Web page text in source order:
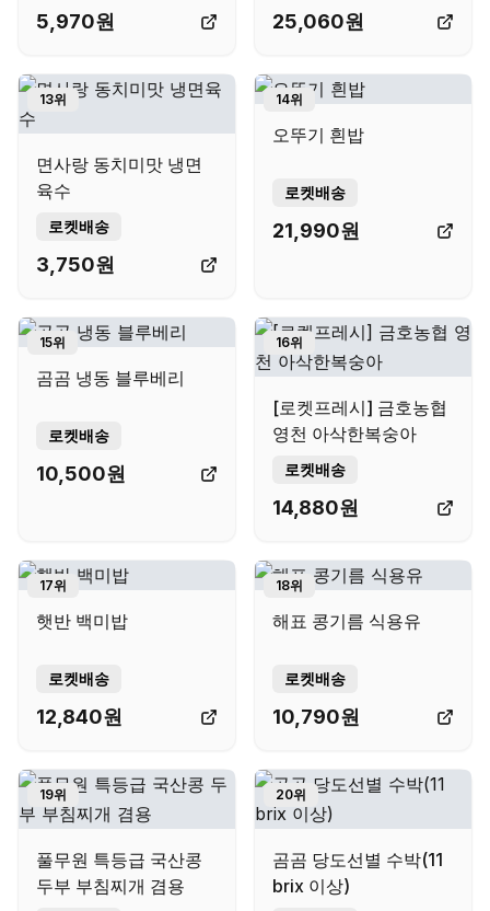
5,970원 25,060원
13위
면사랑 동치미맛 냉면
육수
로켓배송
3,750원
14위
오뚜기 흰밥
로켓배송
21,990원
15위
곰곰 냉동 블루베리
로켓배송
10,500원
16위
[로켓프레시] 금호농협
영천 아삭한복숭아
로켓배송
14,880원
17위
햇반 백미밥
로켓배송
12,840원
18위
해표 콩기름 식용유
로켓배송
10,790원
19위
풀무원 특등급 국산콩
두부 부침찌개 겸용
20위
곰곰 당도선별 수박(11
brix 이상)